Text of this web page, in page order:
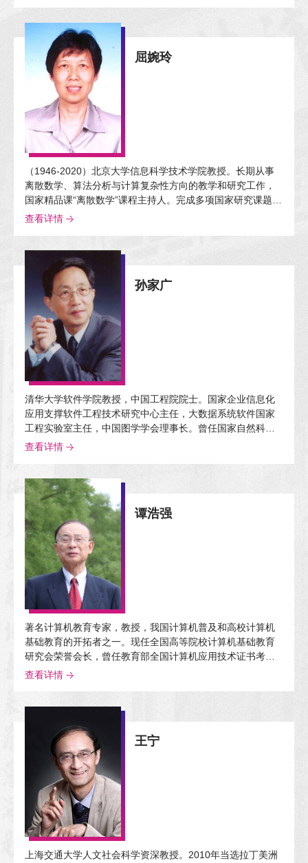
屈婉玲
（1946-2020）北京大学信息科学技术学院教授。长期从事
离散数学、算法分析与计算复杂性方向的教学和研究工作，
国家精品课“离散数学”课程主持人。完成多项国家研究课题；
撰写多部教材与译著，包括高等教育精品教材、国家级规划
查看详情
孙家广
清华大学软件学院教授，中国工程院院士。国家企业信息化
应用支撑软件工程技术研究中心主任，大数据系统软件国家
工程实验室主任，中国图学学会理事长。曾任国家自然科学
基金委副主任，清华信息科学与技术国家实验室（筹） 主
图形学、计算机辅助设计、软件工程与系统的教学、研究、
开发，为推动我国制造业信息化、工业化与信息化深度融
合、提升我国软件产业化能力做出了贡献。
查看详情
谭浩强
著名计算机教育专家，教授，我国计算机普及和高校计算机
基础教育的开拓者之一。现任全国高等院校计算机基础教育
研究会荣誉会长，曾任教育部全国计算机应用技术证书考试
委员会主任委员。曾获国家科技进步奖、国家级教学成果
查看详情
王宁
上海交通大学人文社会科学资深教授。2010年当选拉丁美洲